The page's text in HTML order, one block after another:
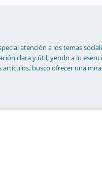
atención a los temas
clara y útil, yendo a lo
busco ofrecer una